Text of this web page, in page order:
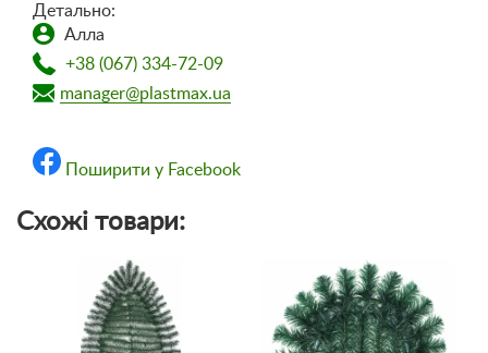
Детально:
Алла
+38 (067) 334-72-09
manager@plastmax.ua
Поширити у Facebook
Схожі товари: